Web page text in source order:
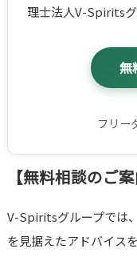
理士法人V-Spiritsグ
無
フリー
【無料相談のご案
V-Spiritsグループでは
を見据えたアドバイス